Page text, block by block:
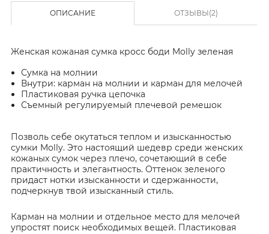
ОПИСАНИЕ ОТЗЫВЫ(2)
Женская кожаная сумка кросс боди Molly зеленая
Сумка на молнии
Внутри: карман на молнии и карман для мелочей
Пластиковая ручка цепочка
Съемный регулируемый плечевой ремешок
Позволь себе окутаться теплом и изысканностью
сумки Molly. Это настоящий шедевр среди женских
кожаных сумок через плечо, сочетающий в себе
практичность и элегантность. Оттенок зеленого
придаст нотки изысканности и сдержанности,
подчеркнув твой изысканный стиль.
Карман на молнии и отдельное место для мелочей
упростят поиск необходимых вещей. Пластиковая